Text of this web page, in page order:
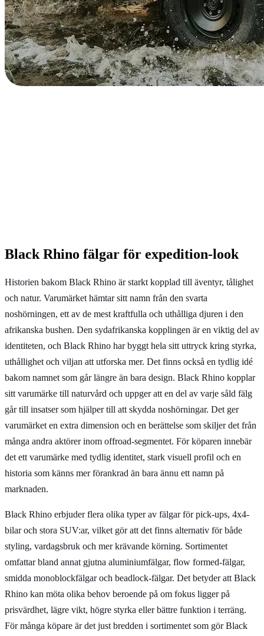
Black Rhino fälgar för expedition-look
Historien bakom Black Rhino är starkt kopplad till äventyr, tålighet
och natur. Varumärket hämtar sitt namn från den svarta
noshörningen, ett av de mest kraftfulla och uthålliga djuren i den
afrikanska bushen. Den sydafrikanska kopplingen är en viktig del av
identiteten, och Black Rhino har byggt hela sitt uttryck kring styrka,
uthållighet och viljan att utforska mer. Det finns också en tydlig idé
bakom namnet som går längre än bara design. Black Rhino kopplar
sitt varumärke till naturvård och uppger att en del av varje såld fälg
går till insatser som hjälper till att skydda noshörningar. Det ger
varumärket en extra dimension och en berättelse som skiljer det från
många andra aktörer inom offroad-segmentet. För köparen innebär
det ett varumärke med tydlig identitet, stark visuell profil och en
historia som känns mer förankrad än bara ännu ett namn på
marknaden.
Black Rhino erbjuder flera olika typer av fälgar för pick-ups, 4x4-
bilar och stora SUV:ar, vilket gör att det finns alternativ för både
styling, vardagsbruk och mer krävande körning. Sortimentet
omfattar bland annat gjutna aluminiumfälgar, flow formed-fälgar,
smidda monoblockfälgar och beadlock-fälgar. Det betyder att Black
Rhino kan möta olika behov beroende på om fokus ligger på
prisvärdhet, lägre vikt, högre styrka eller bättre funktion i terräng.
För många köpare är det just bredden i sortimentet som gör Black